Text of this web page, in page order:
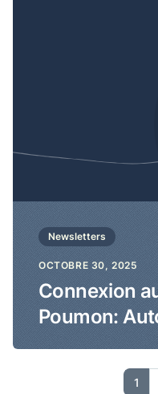
Newsletters
OCTOBRE 30, 2025
Connexion
Poumon:
1